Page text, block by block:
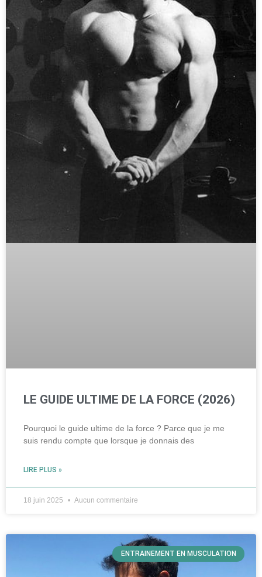
LE GUIDE ULTIME DE LA FORCE (2026)
Pourquoi le guide ultime de la force ? Parce que je me
suis rendu compte que lorsque je donnais des
LIRE PLUS »
18 juin 2025 Aucun commentaire
ENTRAINEMENT EN MUSCULATION